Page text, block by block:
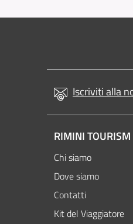
Iscriviti alla
RIMINI TOURISM
Chi siamo
Dove siamo
Contatti
Kit del Viaggiatore